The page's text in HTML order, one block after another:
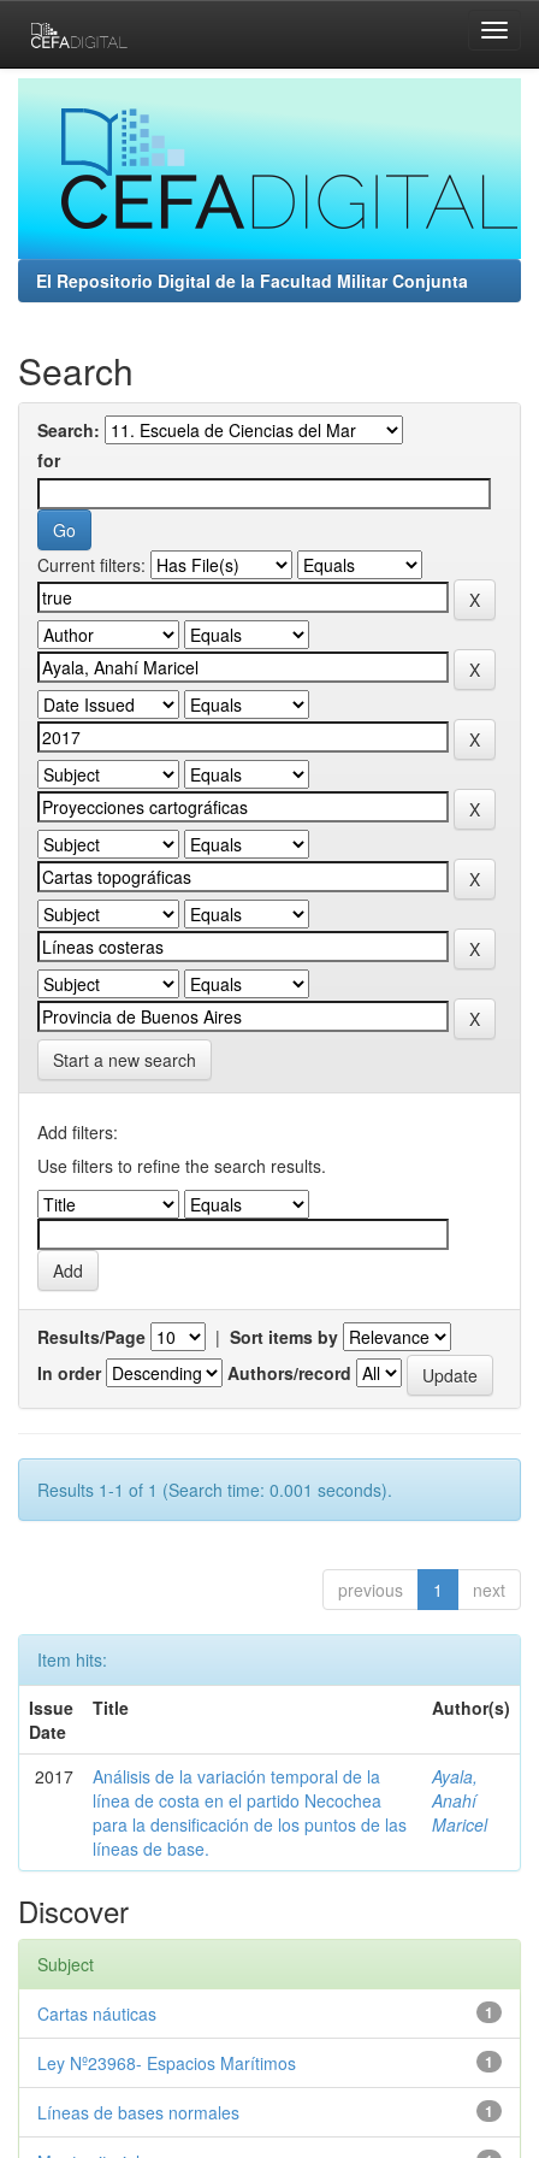
navigation
El Repositorio Digital de la Facultad Militar Conjunta
Search
Search:
for
Current filters:
Start a new search
Add filters:
Use filters to refine the search results.
Results/Page | Sort items by
In order
Authors/record
Results 1-1 of 1 (Search time: 0.001 seconds).
previous 1 next
Item hits:
Issue
Date
Title Author(s)
2017
Análisis de la variación temporal de la
línea de costa en el partido Necochea
para la densificación de los puntos de las
líneas de base.
Ayala,
Anahí
Maricel
Discover
Subject
1
Cartas náuticas
1
Ley Nº23968- Espacios Marítimos
1
Líneas de bases normales